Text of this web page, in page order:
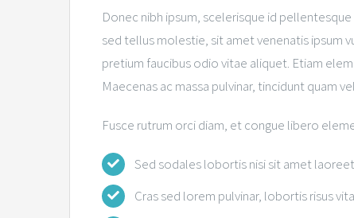
Donec nibh ipsum, scelerisque id
sed tellus molestie, sit amet venenatis ipsum
pretium faucibus odio vitae aliquet. Etiam
Maecenas ac massa pulvinar, tincidunt quam
Fusce rutrum orci diam, et congue libero
Sed sodales lobortis nisi sit amet laoreet
Cras sed lorem pulvinar, lobortis risus